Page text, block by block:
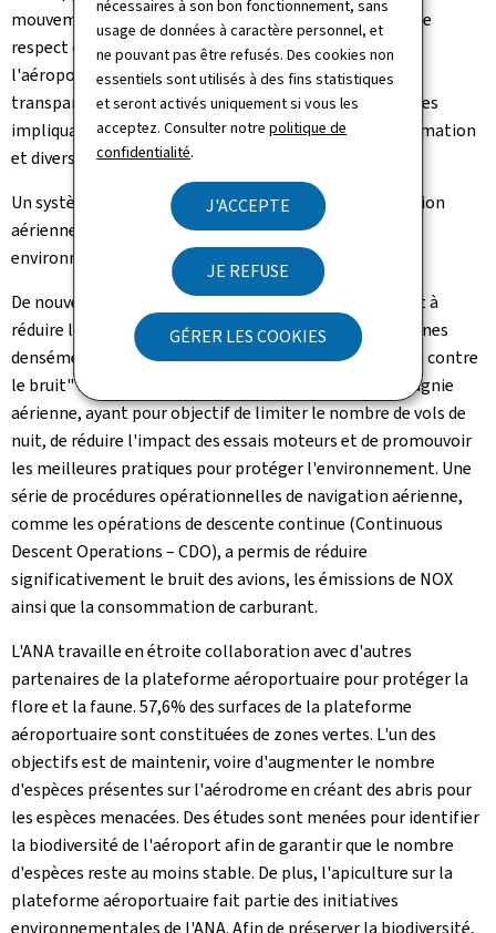
nécessaires à son bon fonctionnement, sans
usage de données à caractère personnel, et
ne pouvant pas être refusés. Des cookies non
essentiels sont utilisés à des fins statistiques
et seront activés uniquement si vous les
acceptez. Consulter notrepolitique de
confidentialité.
J'ACCEPTE
JE REFUSE
GÉRER LES COOKIES
mouvements aériens et terrestres des aéronefs, dans le
respect des besoins et des attentes des résidents de
l'aéroport. L'ANA a adopté une démarche proactive,
transparente et collaborative envers les résidents en les
impliquant à travers des sondages, des séances d'information
et diverses plateformes de discussion.
Un système de tarification pour les services de navigation
aérienne aéroportuaires, qui inclut des facteurs
environnementaux, est mis en place.
De nouvelles procédures standard d'atterrissage visent à
réduire les nuisances sonores et à éviter le survol de zones
densément peuplées autour de l'aéroport. Une "charte contre
le bruit" a été signée entre l'ANA et une grande compagnie
aérienne, ayant pour objectif de limiter le nombre de vols de
nuit, de réduire l'impact des essais moteurs et de promouvoir
les meilleures pratiques pour protéger l'environnement. Une
série de procédures opérationnelles de navigation aérienne,
comme les opérations de descente continue (Continuous
Descent Operations – CDO), a permis de réduire
significativement le bruit des avions, les émissions de NOX
ainsi que la consommation de carburant.
L'ANA travaille en étroite collaboration avec d'autres
partenaires de la plateforme aéroportuaire pour protéger la
flore et la faune. 57,6% des surfaces de la plateforme
aéroportuaire sont constituées de zones vertes. L'un des
objectifs est de maintenir, voire d'augmenter le nombre
d'espèces présentes sur l'aérodrome en créant des abris pour
les espèces menacées. Des études sont menées pour identifier
la biodiversité de l'aéroport afin de garantir que le nombre
d'espèces reste au moins stable. De plus, l'apiculture sur la
plateforme aéroportuaire fait partie des initiatives
environnementales de l'ANA. Afin de préserver la biodiversité,